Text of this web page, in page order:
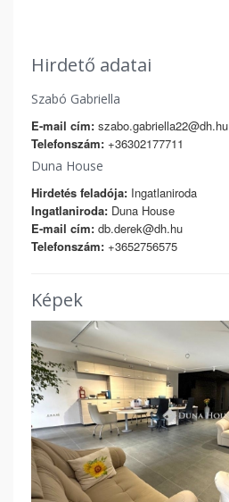
Hirdető adatai
Szabó Gabriella
E-mail cím: szabo.gabriella22@dh.hu
Telefonszám: +36302177711
Duna House
Hirdetés feladója: Ingatlaniroda
Ingatlaniroda: Duna House
E-mail cím: db.derek@dh.hu
Telefonszám: +3652756575
Képek